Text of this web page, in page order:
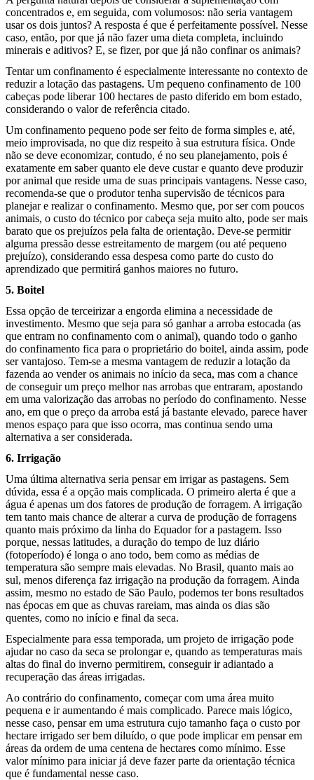
concentrados e, em seguida, com volumosos: não seria vantagem
usar os dois juntos? A resposta é que é perfeitamente possível. Nesse
caso, então, por que já não fazer uma dieta completa, incluindo
minerais e aditivos? E, se fizer, por que já não confinar os animais?
Tentar um confinamento é especialmente interessante no contexto de
reduzir a lotação das pastagens. Um pequeno confinamento de 100
cabeças pode liberar 100 hectares de pasto diferido em bom estado,
considerando o valor de referência citado.
Um confinamento pequeno pode ser feito de forma simples e, até,
meio improvisada, no que diz respeito à sua estrutura física. Onde
não se deve economizar, contudo, é no seu planejamento, pois é
exatamente em saber quanto ele deve custar e quanto deve produzir
por animal que reside uma de suas principais vantagens. Nesse caso,
recomenda-se que o produtor tenha supervisão de técnicos para
planejar e realizar o confinamento. Mesmo que, por ser com poucos
animais, o custo do técnico por cabeça seja muito alto, pode ser mais
barato que os prejuízos pela falta de orientação. Deve-se permitir
alguma pressão desse estreitamento de margem (ou até pequeno
prejuízo), considerando essa despesa como parte do custo do
aprendizado que permitirá ganhos maiores no futuro.
5. Boitel
Essa opção de terceirizar a engorda elimina a necessidade de
investimento. Mesmo que seja para só ganhar a arroba estocada (as
que entram no confinamento com o animal), quando todo o ganho
do confinamento fica para o proprietário do boitel, ainda assim, pode
ser vantajoso. Tem-se a mesma vantagem de reduzir a lotação da
fazenda ao vender os animais no início da seca, mas com a chance
de conseguir um preço melhor nas arrobas que entraram, apostando
em uma valorização das arrobas no período do confinamento. Nesse
ano, em que o preço da arroba está já bastante elevado, parece haver
menos espaço para que isso ocorra, mas continua sendo uma
alternativa a ser considerada.
6. Irrigação
Uma última alternativa seria pensar em irrigar as pastagens. Sem
dúvida, essa é a opção mais complicada. O primeiro alerta é que a
água é apenas um dos fatores de produção de forragem. A irrigação
tem tanto mais chance de alterar a curva de produção de forragens
quanto mais próximo da linha do Equador for a pastagem. Isso
porque, nessas latitudes, a duração do tempo de luz diário
(fotoperíodo) é longa o ano todo, bem como as médias de
temperatura são sempre mais elevadas. No Brasil, quanto mais ao
sul, menos diferença faz irrigação na produção da forragem. Ainda
assim, mesmo no estado de São Paulo, podemos ter bons resultados
nas épocas em que as chuvas rareiam, mas ainda os dias são
quentes, como no início e final da seca.
Especialmente para essa temporada, um projeto de irrigação pode
ajudar no caso da seca se prolongar e, quando as temperaturas mais
altas do final do inverno permitirem, conseguir ir adiantado a
recuperação das áreas irrigadas.
Ao contrário do confinamento, começar com uma área muito
pequena e ir aumentando é mais complicado. Parece mais lógico,
nesse caso, pensar em uma estrutura cujo tamanho faça o custo por
hectare irrigado ser bem diluído, o que pode implicar em pensar em
áreas da ordem de uma centena de hectares como mínimo. Esse
valor mínimo para iniciar já deve fazer parte da orientação técnica
que é fundamental nesse caso.